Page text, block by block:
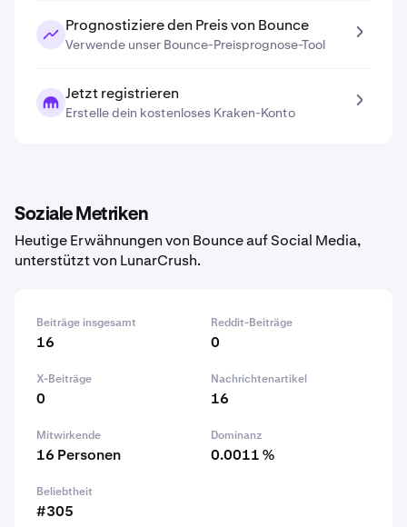
Prognostiziere den Preis von Bounce
Verwende unser Bounce-Preisprognose-Tool
Jetzt registrieren
Erstelle dein kostenloses Kraken-Konto
Soziale Metriken
Heutige Erwähnungen von Bounce auf Social Media,
unterstützt von LunarCrush.
Beiträge insgesamt
16
Reddit-Beiträge
0
X-Beiträge
0
Nachrichtenartikel
16
Mitwirkende
16 Personen
Dominanz
0.0011 %
Beliebtheit
#305